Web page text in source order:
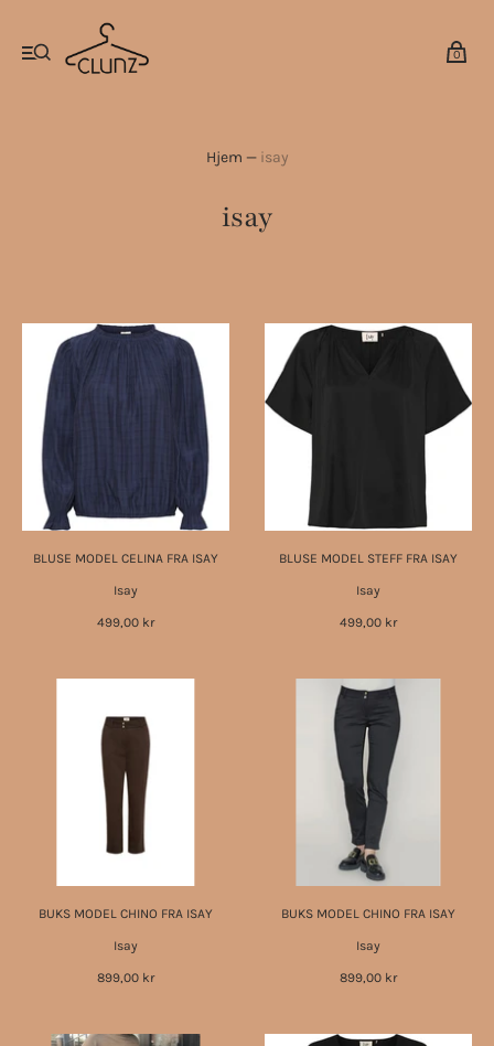
0
Hjem — isay
isay
BLUSE MODEL CELINA FRA ISAY
Isay
499,00 kr
BLUSE MODEL STEFF FRA ISAY
Isay
499,00 kr
BUKS MODEL CHINO FRA ISAY
Isay
899,00 kr
BUKS MODEL CHINO FRA ISAY
Isay
899,00 kr